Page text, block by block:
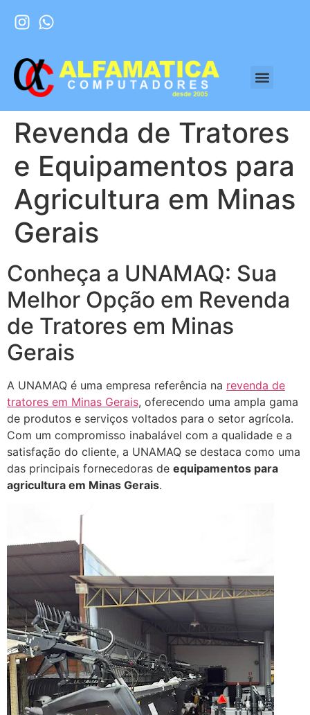
Revenda de Tratores
e Equipamentos para
Agricultura em Minas
Gerais
Conheça a UNAMAQ: Sua
Melhor Opção em Revenda
de Tratores em Minas
Gerais
A UNAMAQ é uma empresa referência na revenda de
tratores em Minas Gerais, oferecendo uma ampla gama
de produtos e serviços voltados para o setor agrícola.
Com um compromisso inabalável com a qualidade e a
satisfação do cliente, a UNAMAQ se destaca como uma
das principais fornecedoras de equipamentos para
agricultura em Minas Gerais.